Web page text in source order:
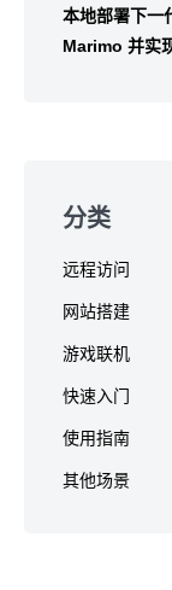
本地部署下一
Marimo 并实
分类
远程访问
网站搭建
游戏联机
快速入门
使用指南
其他场景